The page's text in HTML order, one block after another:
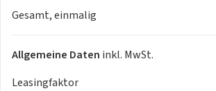
- ESP Elektronisches Stabilitätsprogramm
- ABS Antiblockiersystem
- Traktionskontrolle
- Berganfahrhilfe
Gesamt, einmalig
Allgemeine Daten inkl. MwSt.
Leasingfaktor